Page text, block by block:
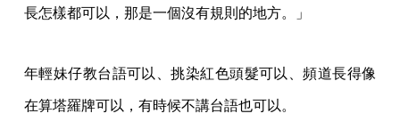
長怎樣都可以，那是一個沒有規則的地方。」
年輕妹仔教台語可以、挑染紅色頭髮可以、頻道長得像
在算塔羅牌可以，有時候不講台語也可以。